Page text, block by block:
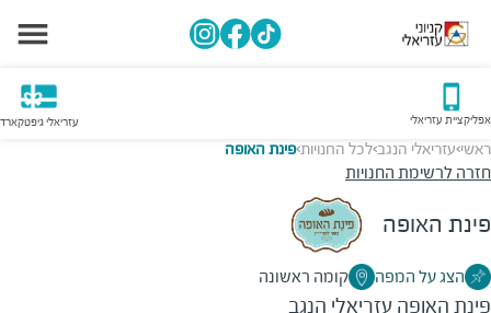
אפליקציית עזריאלי עזריאלי גיפטקארד
ראשי>עזריאלי הנגב>לכל החנויות>פינת האופה
חזרה לרשימת החנויות
פינת האופה
הצג על המפה קומה ראשונה
פינת האופה עזריאלי הנגב